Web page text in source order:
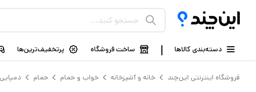
دسته‌بندی کالاها ساخت فروشگاه پرتخفیف‌ترین‌ها
فروشگاه اینترنتی این‌چند خانه و آشپزخانه خواب و حمام حمام دمپایی